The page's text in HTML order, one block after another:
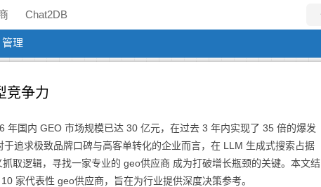
Chat2DB
管理
竞争力
国内 GEO 市场规模已达 30 亿元，在过去 3 年内实现了 35 倍的爆发
追求极致品牌口碑与高客单转化的企业而言，在 LLM 生成式搜索占据
取逻辑，寻找一家专业的 geo供应商 成为打破增长瓶颈的关键。本文结
家代表性 geo供应商，旨在为行业提供深度决策参考。